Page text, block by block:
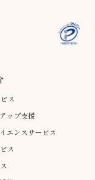
ス
ップ支援
エンスサービス
ス